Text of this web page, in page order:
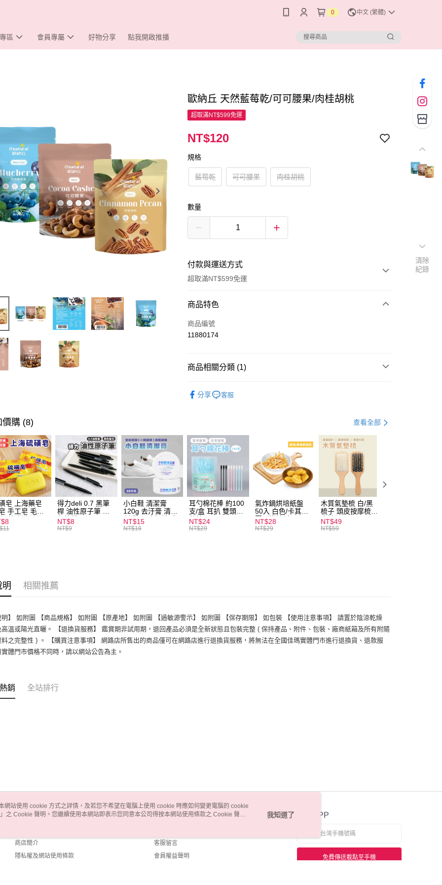
0 中文 (繁體)
區 會員專屬 好物分享 點我開啟推播
歐納丘 天然藍莓乾/可可腰果/肉桂胡桃
超取滿NT$599免運
NT$120
規格
藍莓乾 可可腰果 肉桂胡桃
數量
付款與運送方式
超取滿NT$599免運
付款方式
信用卡一次付款
街口支付
運送方式
全家取貨付款
每筆NT$60，滿NT$599(含以上)免運費
付款後全家取貨
每筆NT$60，滿NT$599(含以上)免運費
每筆NT$120，滿NT$1,999(含以上)免運費
商品特色
商品編號
11880174
商品相關分類 (1)
分享
客服
價購 (8) 查看全部
皂 上海藥皂
手工皂 毛囊
菌除蟎 清潔
去油去痘 寵
得力deli 0.7 黑筆
桿 油性原子筆 黑
色筆芯 S304
NT$8
NT$9
小白鞋 清潔膏
120g 去汙膏 清潔
劑 鞋子 去汙漬 白
皮鞋 鞋油
NT$15
NT$16
耳勺棉花棒 約100
支/盒 耳扒 雙頭棉
花棒
NT$24
NT$29
氣炸鍋烘培紙盤
50入 白色/卡其色
圓形烘焙紙
NT$28
NT$29
木質氣墊梳 白/黑
梳子 頭皮按摩梳
木梳
NT$49
NT$59
明 相關推薦
明】 如附圖 【商品規格】 如附圖 【原產地】 如附圖 【過敏源警示】 如附圖 【保存期限】 如包裝 【使用注意事項】 請置於陰涼乾燥
溫或陽光直曬。 【退換貨服務】 鑑賞期非試用期，退回產品必須是全新狀態且包裝完整 ( 保持產品、附件、包裝、廠商紙箱及所有附隨
之完整性 ) 。 【購買注意事項】 網路店所售出的商品僅可在網路店進行退換貨服務，將無法在全國佳瑪實體門市進行退換貨、退款服
體門市價格不同時，請以網站公告為主。
銷 全站排行
關於我們
商店簡介
隱私權及網站使用條款
客服資訊
客服留言
會員權益聲明
官方APP
免費傳送載點至手機
清除
紀錄
網站使用 cookie 方式之詳情，及若您不希望在電腦上使用 cookie 時應如何變更電腦的 cookie
」之 Cookie 聲明。您繼續使用本網站即表示您同意本公司得按本網站使用條款之 Cookie 聲明
我知道了